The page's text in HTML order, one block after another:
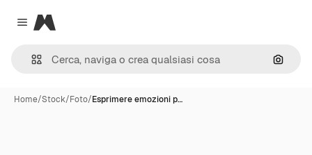
Close menu
Magnific
Cerca
Home/Stock/Foto/Esprimere emozioni p…